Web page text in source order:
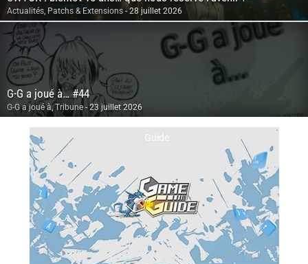
Actualités Patchs & Extensions - 28 juillet 2026
G-G a joué à… #44
G-G a joué à,Tribune - 23 juillet 2026
Guide